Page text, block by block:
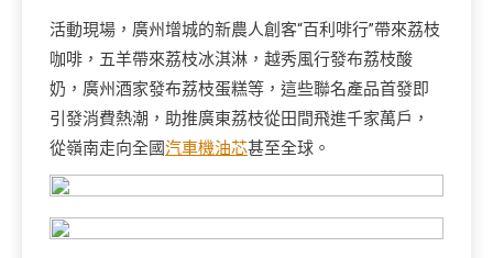
活動現場，廣州增城的新農人創客“百利啡行”帶來荔枝
咖啡，五羊帶來荔枝冰淇淋，越秀風行發布荔枝酸
奶，廣州酒家發布荔枝蛋糕等，這些聯名產品首發即
引發消費熱潮，助推廣東荔枝從田間飛進千家萬戶，
從嶺南走向全國汽車機油芯甚至全球。